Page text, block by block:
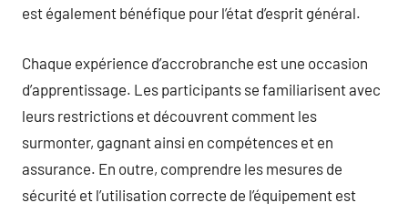
est également bénéfique pour l’état d’esprit général.
Chaque expérience d’accrobranche est une occasion
d’apprentissage. Les participants se familiarisent avec
leurs restrictions et découvrent comment les
surmonter, gagnant ainsi en compétences et en
assurance. En outre, comprendre les mesures de
sécurité et l’utilisation correcte de l’équipement est